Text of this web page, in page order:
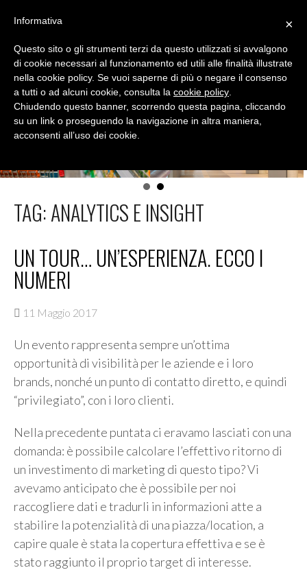
content
DIALOGICA
Conoscere lo shopper per migliorare le vendite
TAG:ANALYTICS E INSIGHT
UN TOUR… UN’ESPERIENZA. ECCO I
NUMERI
11 Maggio 2017
Un evento rappresenta sempre un’ottima
opportunità di visibilità per le aziende e i loro
brands, nonché un punto di contatto diretto, e quindi
“privilegiato”, con i loro clienti.
Nella precedente puntata ci eravamo lasciati con una
domanda: è possibile calcolare l’effettivo ritorno di
un investimento di marketing di questo tipo? Vi
avevamo anticipato che è possibile per noi
raccogliere dati e tradurli in informazioni atte a
stabilire la potenzialità di una piazza/location, a
capire quale è stata la copertura effettiva e se è
stato raggiunto il proprio target di interesse.
×
Informativa
Questo sito o gli strumenti terzi da questo utilizzati si avvalgono
di cookie necessari al funzionamento ed utili alle finalità illustrate
nella cookie policy. Se vuoi saperne di più o negare il consenso
a tutti o ad alcuni cookie, consulta la cookie policy
Chiudendo questo banner, scorrendo questa pagina, cliccando
su un link o proseguendo la navigazione in altra maniera,
acconsenti all’uso dei cookie.